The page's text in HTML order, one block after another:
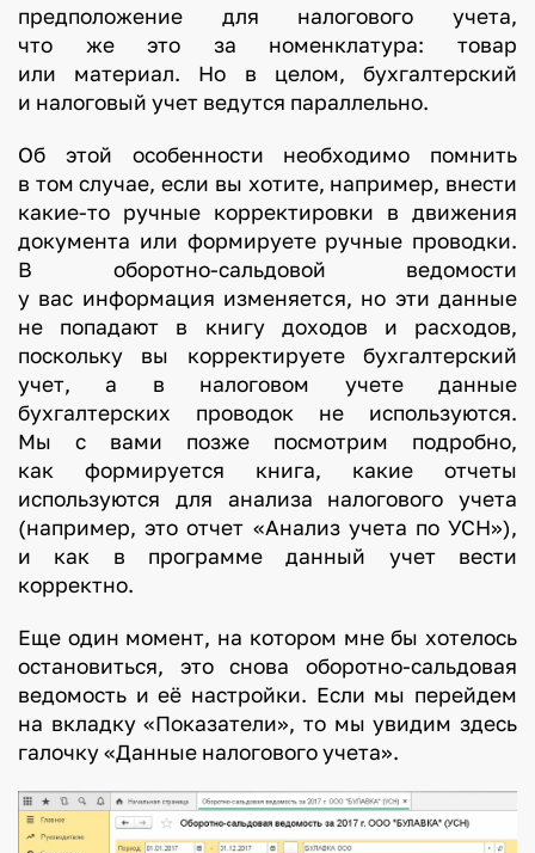
предположение для налогового учета,
что же это за номенклатура: товар
или материал. Но в целом, бухгалтерский
и налоговый учет ведутся параллельно.
Об этой особенности необходимо помнить
в том случае, если вы хотите, например, внести
какие-то ручные корректировки в движения
документа или формируете ручные проводки.
В оборотно-сальдовой ведомости
у вас информация изменяется, но эти данные
не попадают в книгу доходов и расходов,
поскольку вы корректируете бухгалтерский
учет, а в налоговом учете данные
бухгалтерских проводок не используются.
Мы с вами позже посмотрим подробно,
как формируется книга, какие отчеты
используются для анализа налогового учета
(например, это отчет «Анализ учета по УСН»),
и как в программе данный учет вести
корректно.
Еще один момент, на котором мне бы хотелось
остановиться, это снова оборотно-сальдовая
ведомость и её настройки. Если мы перейдем
на вкладку «Показатели», то мы увидим здесь
галочку «Данные налогового учета».